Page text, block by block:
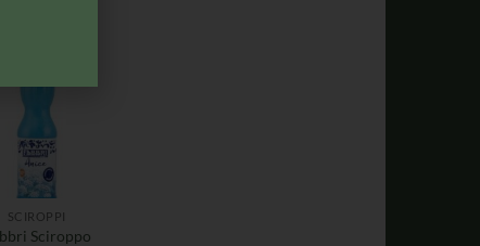
SCIROPPI
Sciroppo